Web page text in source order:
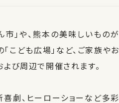
」や、熊本の美味しいものが
こども広場」など、ご家族やお
び周辺で開催されます。
喜劇、ヒーローショーなど多彩